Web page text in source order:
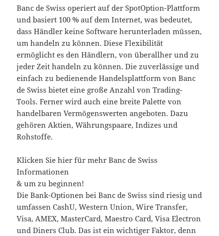
Banc de Swiss operiert auf der SpotOption-Plattform
und basiert 100 % auf dem Internet, was bedeutet,
dass Händler keine Software herunterladen müssen,
um handeln zu können. Diese Flexibilität
ermöglicht es den Händlern, von überallher und zu
jeder Zeit handeln zu können. Die zuverlässige und
einfach zu bedienende Handelsplattform von Banc
de Swiss bietet eine große Anzahl von Trading-
Tools. Ferner wird auch eine breite Palette von
handelbaren Vermögenswerten angeboten. Dazu
gehören Aktien, Währungspaare, Indizes und
Rohstoffe.
Klicken Sie hier für mehr Banc de Swiss
Informationen
& um zu beginnen!
Die Bank-Optionen bei Banc de Swiss sind riesig und
umfassen CashU, Western Union, Wire Transfer,
Visa, AMEX, MasterCard, Maestro Card, Visa Electron
und Diners Club. Das ist ein wichtiger Faktor, denn